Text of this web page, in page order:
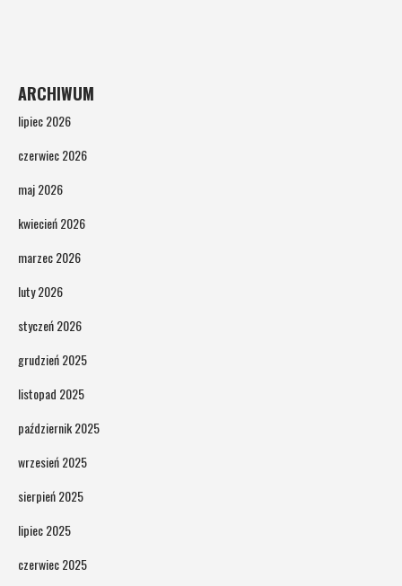
ARCHIWUM
lipiec 2026
czerwiec 2026
maj 2026
kwiecień 2026
marzec 2026
luty 2026
styczeń 2026
grudzień 2025
listopad 2025
październik 2025
wrzesień 2025
sierpień 2025
lipiec 2025
czerwiec 2025